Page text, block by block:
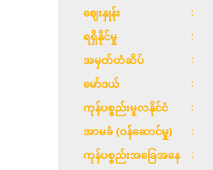
ဈေးနှုန်း
ရရှိနိုင်မှု
အမှတ်တံဆိပ်
မော်ဒယ်
ကုန်ပစ္စည်းမူလနိုင်ငံ
အာမခံ (ဝန်ဆောင်မှု)
ကုန်ပစ္စည်းအခြေအနေ